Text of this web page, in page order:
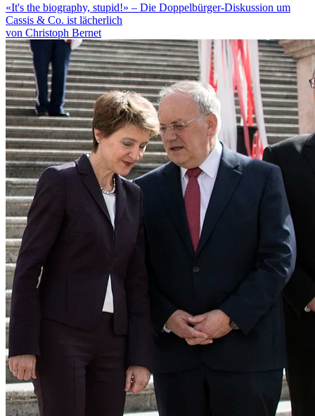
«It's the biography, stupid!» – Die Doppelbürger-Diskussion um
Cassis & Co. ist lächerlich
von Christoph Bernet